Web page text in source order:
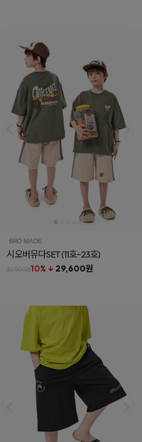
시오버뮤다SET(11호~23호)
32,800원10% ↓ 29,600원